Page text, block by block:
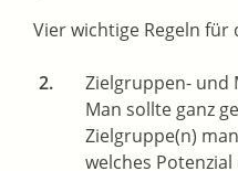
Vier wichtige Regeln für
Zielgruppen- und
Man sollte ganz
Zielgruppe(n)
welches